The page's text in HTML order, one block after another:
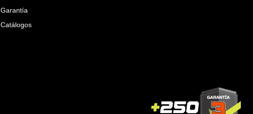
Garantía
Catálogos